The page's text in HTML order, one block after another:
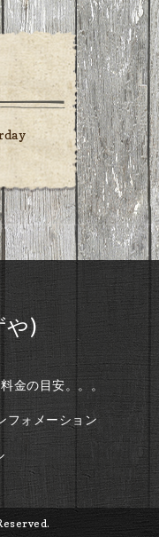
や)
料金の目安。。。
フォメーション